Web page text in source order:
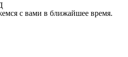
с вами в ближайшее время.